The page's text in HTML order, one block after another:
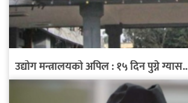
उद्योग मन्त्रालयको अपिल : १५ दिन पुग्ने